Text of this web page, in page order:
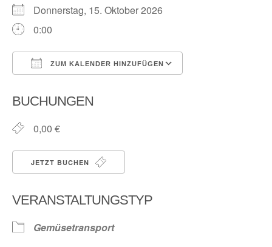
Donnerstag, 15. Oktober 2026
0:00
ZUM KALENDER HINZUFÜGEN
BUCHUNGEN
0,00 €
JETZT BUCHEN
VERANSTALTUNGSTYP
Gemüsetransport